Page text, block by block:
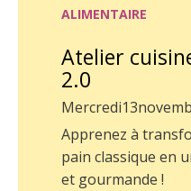
ALIMENTAIRE
Atelier
2.0
Mercredi13
Apprenez à
pain classique en
et gourmande !